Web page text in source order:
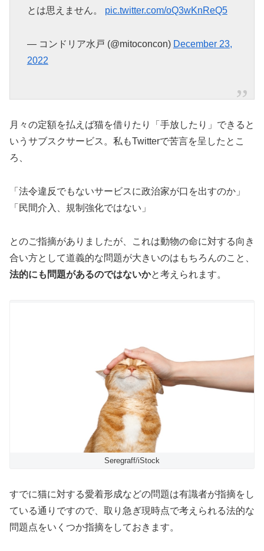
とは思えません。 pic.twitter.com/oQ3wKnReQ5
— コンドリア水戸 (@mitoconcon) December 23,
2022
月々の定額を払えば猫を借りたり「手放したり」できると
いうサブスクサービス。私もTwitterで苦言を呈したとこ
ろ、
「法令違反でもないサービスに政治家が口を出すのか」
「民間介入、規制強化ではない」
とのご指摘がありましたが、これは動物の命に対する向き
合い方として道義的な問題が大きいのはもちろんのこと、
法的にも問題があるのではないかと考えられます。
Seregraff/iStock
すでに猫に対する愛着形成などの問題は有識者が指摘をし
ている通りですので、取り急ぎ現時点で考えられる法的な
問題点をいくつか指摘をしておきます。